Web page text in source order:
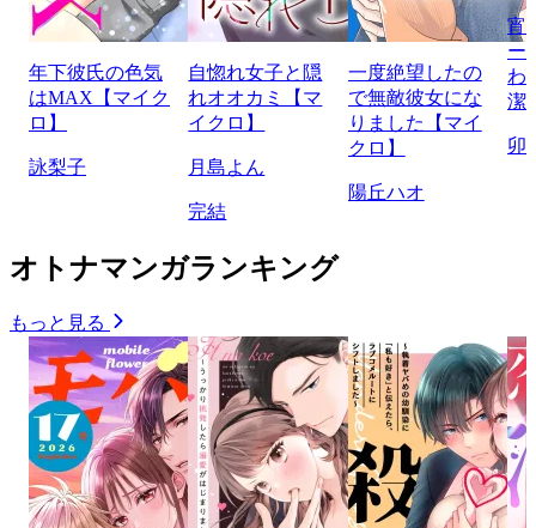
年下彼氏の色気
はMAX【マイク
ロ】
詠梨子
自惚れ女子と隠
れオオカミ【マ
イクロ】
月島よん
完結
一度絶望したの
で無敵彼女にな
りました【マイ
クロ】
陽丘ハオ
宵
ー
わ
潔
卯
オトナマンガランキング
もっと見る